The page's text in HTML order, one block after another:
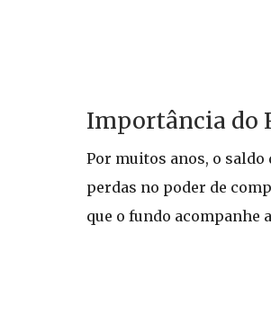
Importância do
Por muitos anos, o saldo
perdas no poder de
que o fundo acompanhe